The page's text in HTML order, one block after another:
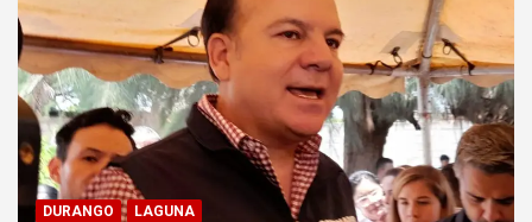
DURANGO LAGUNA